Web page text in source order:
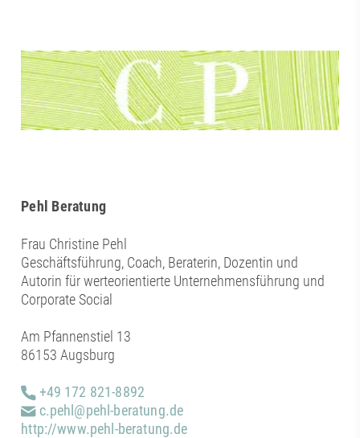
Pehl Beratung
Frau Christine Pehl
Geschäftsführung, Coach, Beraterin, Dozentin und
Autorin für werteorientierte Unternehmensführung und
Corporate Social
Am Pfannenstiel 13
86153 Augsburg
+49 172 821-8892
c.pehl@pehl-beratung.de
http://www.pehl-beratung.de